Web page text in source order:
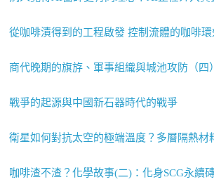
從咖啡漬得到的工程啟發 控制流體的咖啡環
商代晚期的旗斿、軍事組織與城池攻防（四）
戰爭的起源與中國新石器時代的戰爭
衛星如何對抗太空的極端溫度？多層隔熱材
咖啡渣不渣？化學故事(二)：化身SCG永續